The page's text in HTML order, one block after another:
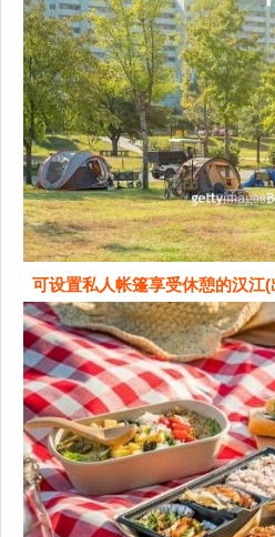
可设置私人帐篷享受休憩的汉